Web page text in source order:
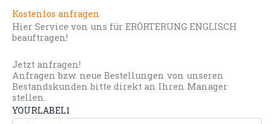
Kostenlos anfragen
Hier Service von uns für ERÖRTERUNG ENGLISCH
beauftragen!
Jetzt anfragen!
Anfragen bzw. neue Bestellungen von unseren
Bestandskunden bitte direkt an Ihren Manager
stellen.
YOURLABEL1